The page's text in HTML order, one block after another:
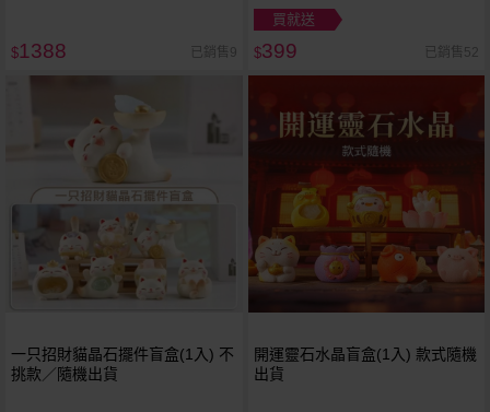
$1388 已銷售9
買就送
$399 已銷售52
一只招財貓晶石擺件盲盒(1入) 不
挑款／隨機出貨
開運靈石水晶盲盒(1入) 款式隨機
出貨